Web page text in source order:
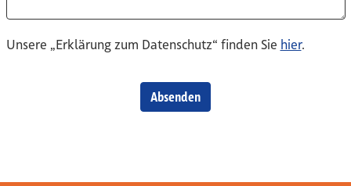
Unsere „Erklärung zum Datenschutz“ finden Sie hier.
Absenden